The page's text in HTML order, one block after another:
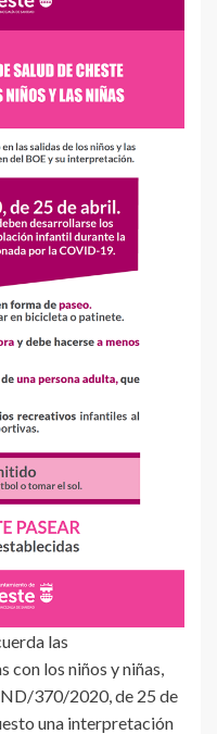
las
con los niños y niñas,
370/2020, de 25 de
una interpretación